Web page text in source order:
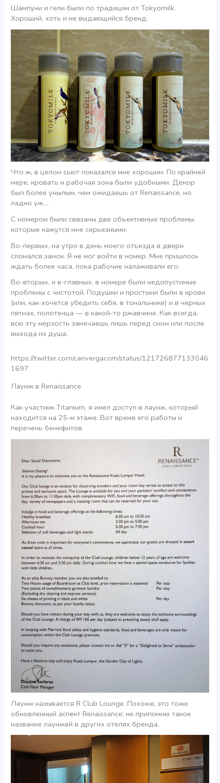
Шампуни и гели были по традиции от Tokyomilk.
Хороший, хоть и не выдающийся бренд.
Что ж, в целом сьют показался мне хорошим. По крайней
мере, кровать и рабочая зона были удобными. Декор
был более унылым, чем ожидаешь от Renaissance, но
ладно уж…
С номером были связаны две объективные проблемы,
которые кажутся мне серьезными.
Во-первых, на утро в день моего отъезда в двери
сломался замок. Я не мог войти в номер. Мне пришлось
ждать более часа, пока рабочие налаживали его.
Во-вторых, и в-главных, в номере были недопустимые
проблемы с чистотой. Подушки и простыни были в крови
(или, как хочется убедить себя, в тональнике) и в черных
пятнах, полотенца — в какой-то ржавчине. Как всегда,
всю эту мерзость замечаешь лишь перед сном или после
выхода из душа.
https://twitter.com/carivergacom/status/121726877133046
1697
Лаунж в Renaissance
Как участник Titanium, я имел доступ в лаунж, который
находится на 25-м этаже. Вот время его работы и
перечень бенефитов.
Лаунж называется R Club Lounge. Похоже, это тоже
обновленный аспект Renaissance; не припомню такое
название лаунжей в других отелях бренда.